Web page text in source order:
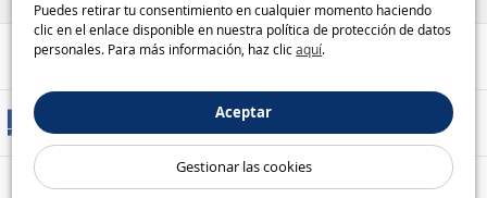
Puedes retirar tu consentimiento en cualquier momento haciendo
clic en el enlace disponible en nuestra política de protección de datos
personales. Para más información, haz clicaquí.
Aceptar
Gestionar las cookies
Ayuda / Contacto
Métodos de entrega
Pago seguro